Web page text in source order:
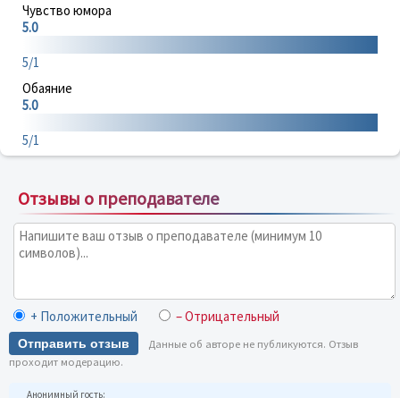
Чувство юмора
5.0
5/1
Обаяние
5.0
5/1
Отзывы о преподавателе
+ Положительный – Отрицательный
Отправить отзыв
Данные об авторе не публикуются. Отзыв
проходит модерацию.